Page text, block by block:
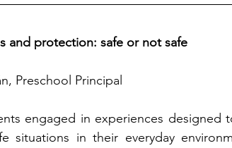
and protection: safe or not safe
Preschool Principal
engaged in experiences designed
situations in their everyday